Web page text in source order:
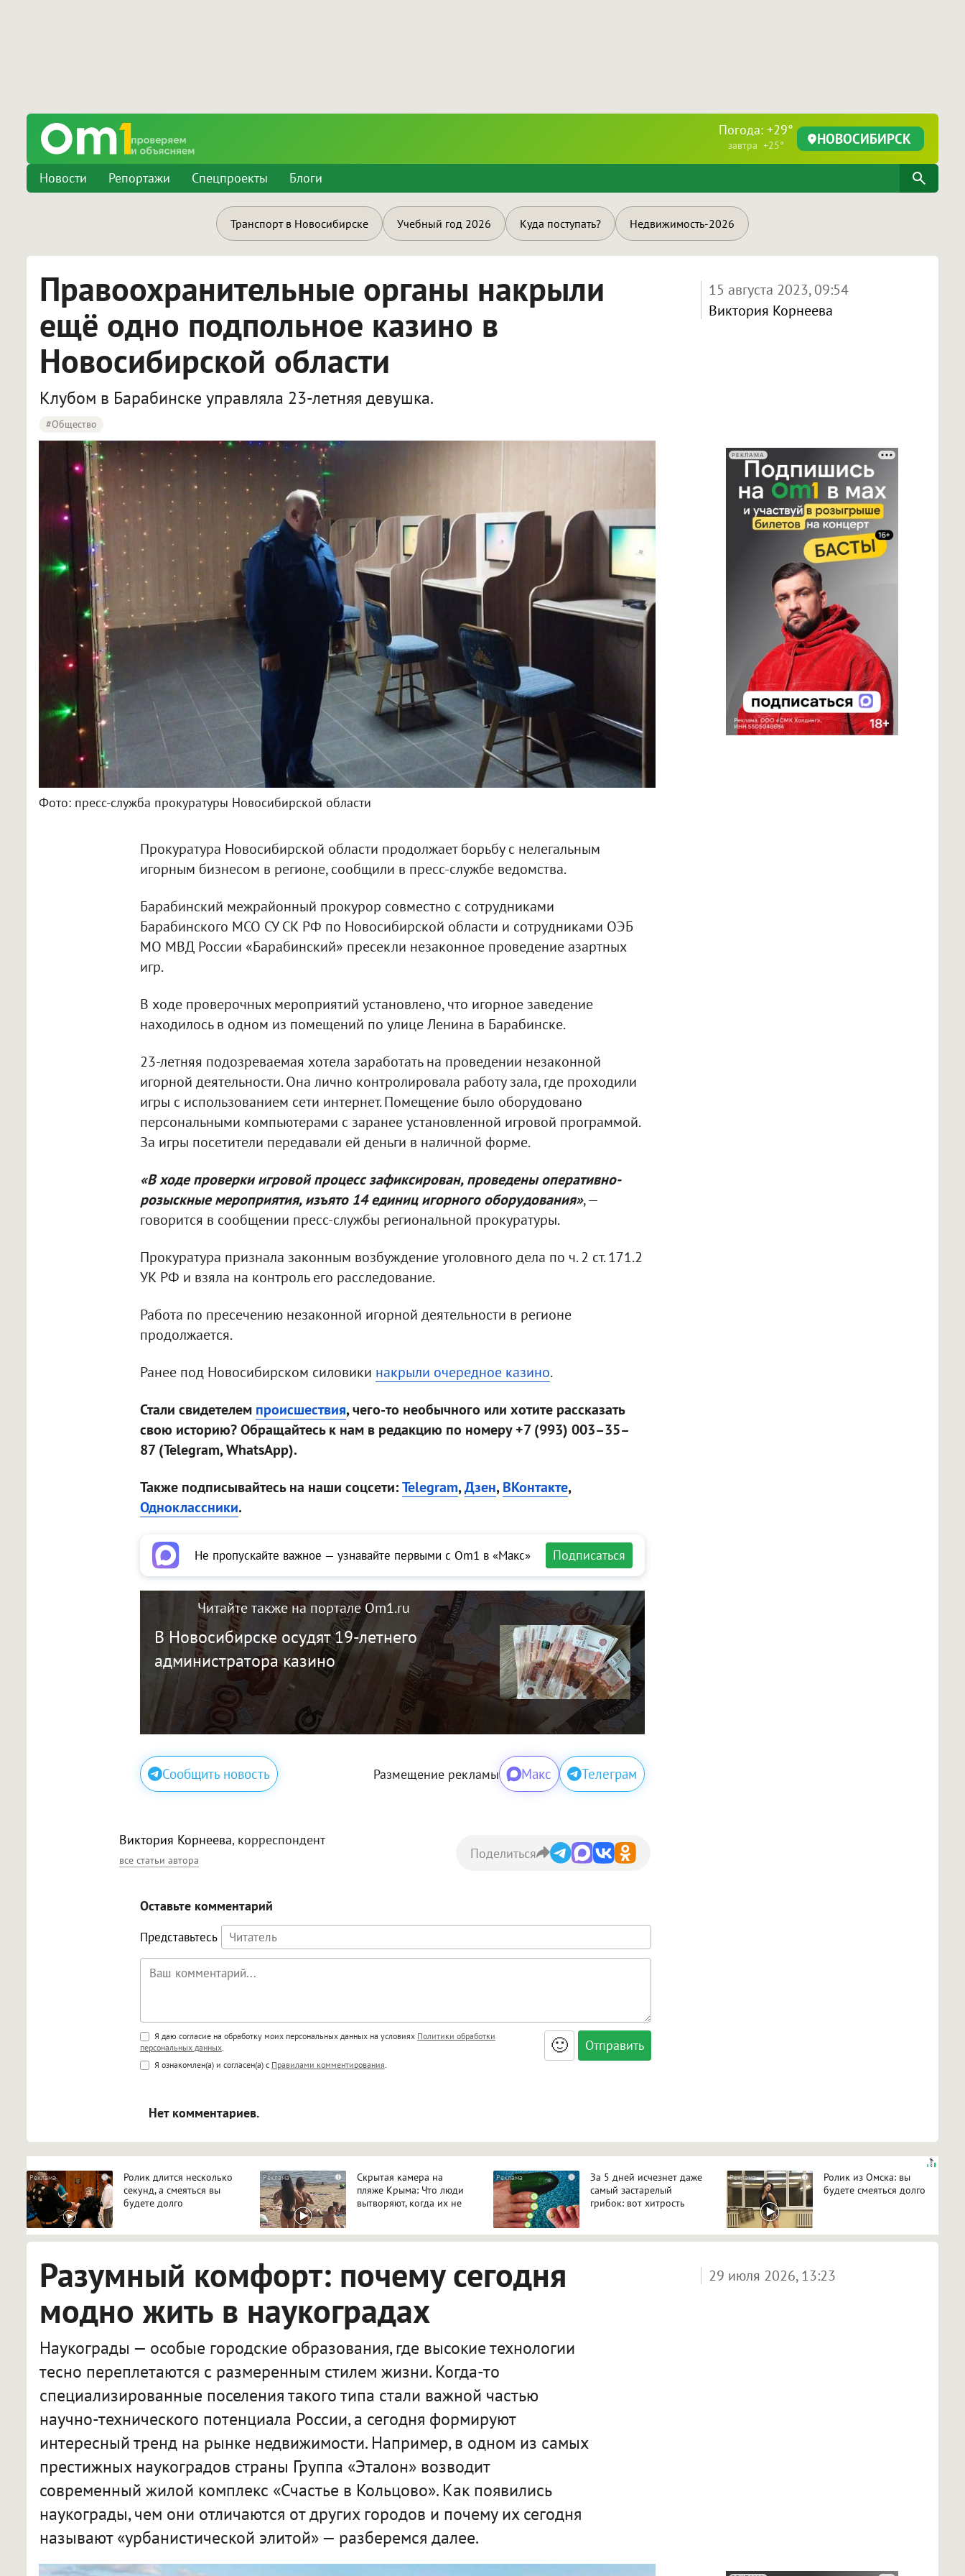
Погода: +29°
завтра +25° НОВОСИБИРСК
Новости Репортажи Спецпроекты Блоги
Транспорт в Новосибирске Учебный год 2026 Куда поступать? Недвижимость-2026
Правоохранительные органы накрыли
ещё одно подпольное казино в
Новосибирской области
Клубом в Барабинске управляла 23-летняя девушка.
#Общество
15 августа 2023, 09:54
Виктория Корнеева
РЕКЛАМА
Фото: пресс-служба прокуратуры Новосибирской области
Прокуратура Новосибирской области продолжает борьбу с нелегальным
игорным бизнесом в регионе, сообщили в пресс-службе ведомства.
Барабинский межрайонный прокурор совместно с сотрудниками
Барабинского МСО СУ СК РФ по Новосибирской области и сотрудниками ОЭБ
МО МВД России «Барабинский» пресекли незаконное проведение азартных
игр.
В ходе проверочных мероприятий установлено, что игорное заведение
находилось в одном из помещений по улице Ленина в Барабинске.
23-летняя подозреваемая хотела заработать на проведении незаконной
игорной деятельности. Она лично контролировала работу зала, где проходили
игры с использованием сети интернет. Помещение было оборудовано
персональными компьютерами с заранее установленной игровой программой.
За игры посетители передавали ей деньги в наличной форме.
«В ходе проверки игровой процесс зафиксирован, проведены оперативно-
розыскные мероприятия, изъято 14 единиц игорного оборудования», —
говорится в сообщении пресс-службы региональной прокуратуры.
Прокуратура признала законным возбуждение уголовного дела по ч. 2 ст. 171.2
УК РФ и взяла на контроль его расследование.
Работа по пресечению незаконной игорной деятельности в регионе
продолжается.
Ранее под Новосибирском силовики накрыли очередное казино.
Стали свидетелем происшествия, чего-то необычного или хотите рассказать
свою историю? Обращайтесь к нам в редакцию по номеру +7 (993) 003–35–
87 (Telegram, WhatsApp).
Также подписывайтесь на наши соцсети:Telegram,Дзен,ВКонтакте,
Одноклассники.
Не пропускайте важное — узнавайте первыми с Om1 в «Макс» Подписаться
Читайте также на портале Om1.ru
В Новосибирске осудят 19-летнего
администратора казино
Сообщить новость Размещение рекламы Макс Телеграм
Виктория Корнеева, корреспондент
все статьи автора Поделиться
Оставьте комментарий
Представьтесь
Поддержка HTML
<b>, <strong>, <u>, <i>, <em>, <s>, <big>, <small>, <sup>, <sub>, <pre>, <ul>, <ol>, <li>,
<blockquote>, <code> экранирует HTML, адреса URL автоматически становятся ссылками, и
Я даю согласие на обработку моих персональных данных на условиях Политики обработки
персональных данных.
Я ознакомлен(а) и согласен(а) с Правилами комментирования.
🙂
Нет комментариев.
i
Ролик длится несколько
секунд, а смеяться вы
будете долго
i
Скрытая камера на
пляже Крыма: Что люди
вытворяют, когда их не
i
За 5 дней исчезнет даже
самый застарелый
грибок: вот хитрость
i
Ролик из Омска: вы
будете смеяться долго
Разумный комфорт: почему сегодня
модно жить в наукоградах
Наукограды — особые городские образования, где высокие технологии
тесно переплетаются с размеренным стилем жизни. Когда-то
специализированные поселения такого типа стали важной частью
научно-технического потенциала России, а сегодня формируют
интересный тренд на рынке недвижимости. Например, в одном из самых
престижных наукоградов страны Группа «Эталон» возводит
современный жилой комплекс «Счастье в Кольцово». Как появились
наукограды, чем они отличаются от других городов и почему их сегодня
называют «урбанистической элитой» — разберемся далее.
29 июля 2026, 13:23